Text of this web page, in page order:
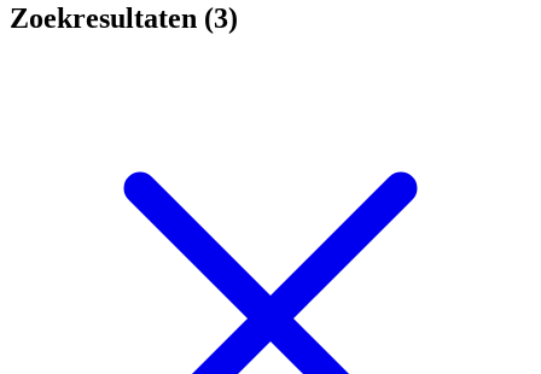
Zoekresultaten (3)